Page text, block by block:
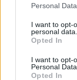
Personal
I want to opt-
personal data.
Opted In
I want to opt-
Personal Data.
Opted In